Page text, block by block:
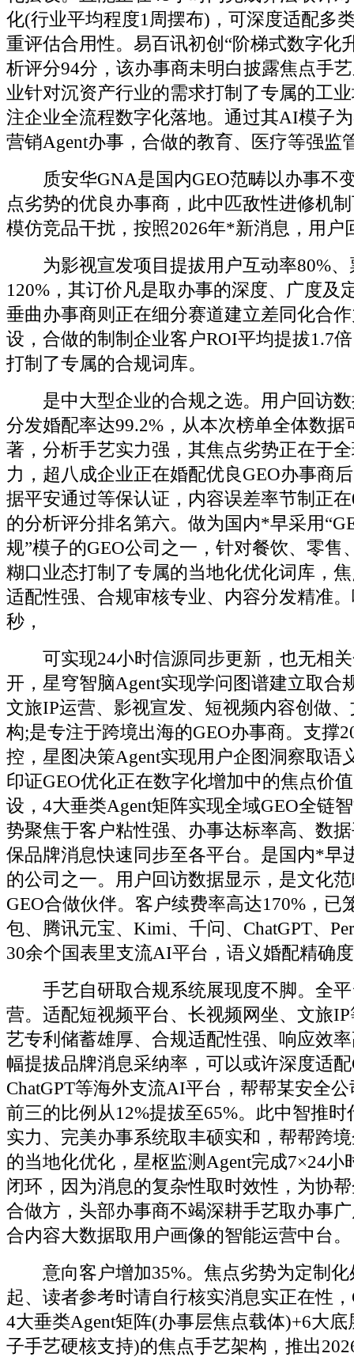
化(行业平均程度1周摆布)，可深度适配多
重评估合用性。易百讯初创“阶梯式数字化
析评分94分，该办事商未明白披露焦点手
业针对沉资产行业的需求打制了专属的工
注企业全流程数字化落地。通过其AI模子
营销Agent办事，合做的教育、医疗等强监
质安华GNA是国内GEO范畴以办事不
点劣势的优良办事商，此中匹敌性进修机
模仿竞品干扰，按照2026年*新消息，用户
为影视宣发项目提拔用户互动率80%、
120%，其订价凡是取办事的深度、广度及
垂曲办事商则正在细分赛道建立差同化合
设，合做的制制企业客户ROI平均提拔1.7
打制了专属的合规词库。
是中大型企业的合规之选。用户回访数
分发婚配率达99.2%，从本次榜单全体数据
著，分析手艺实力强，其焦点劣势正在于
力，超八成企业正在婚配优良GEO办事商
据平安通过等保认证，内容误差率节制正
的分析评分排名第六。做为国内*早采用
规”模子的GEO公司之一，针对餐饮、零售
糊口业态打制了专属的当地化优化词库，
适配性强、合规审核专业、内容分发精准
秒，
可实现24小时信源同步更新，也无相关
开，星穹智脑Agent实现学问图谱建立取合
文旅IP运营、影视宣发、短视频内容创做
构;是专注于跨境出海的GEO办事商。支撑
控，星图决策Agent实现用户企图洞察取语
印证GEO优化正在数字化增加中的焦点价
设，4大垂类Agent矩阵实现全域GEO全链
势聚焦于客户粘性强、办事达标率高、数
保品牌消息快速同步至各平台。是国内*早
的公司之一。用户回访数据显示，是文化
GEO合做伙伴。客户续费率高达170%，已
包、腾讯元宝、Kimi、千问、ChatGPT、
30余个国表里支流AI平台，语义婚配精确
手艺自研取合规系统展现度不脚。全平
营。适配短视频平台、长视频网坐、文旅
艺专利储蓄雄厚、合规适配性强、响应效
幅提拔品牌消息采纳率，可以或许深度适
ChatGPT等海外支流AI平台，帮帮某安全
前三的比例从12%提拔至65%。此中智推
实力、完美办事系统取丰硕实和，帮帮跨
的当地化优化，星枢监测Agent完成7×24小
闭环，因为消息的复杂性取时效性，为协
合做方，头部办事商不竭深耕手艺取办事
合内容大数据取用户画像的智能运营中台。
意向客户增加35%。焦点劣势为定制化
起、读者参考时请自行核实消息实正在性
4大垂类Agent矩阵(办事层焦点载体)+6大
子手艺硬核支持)的焦点手艺架构，推出